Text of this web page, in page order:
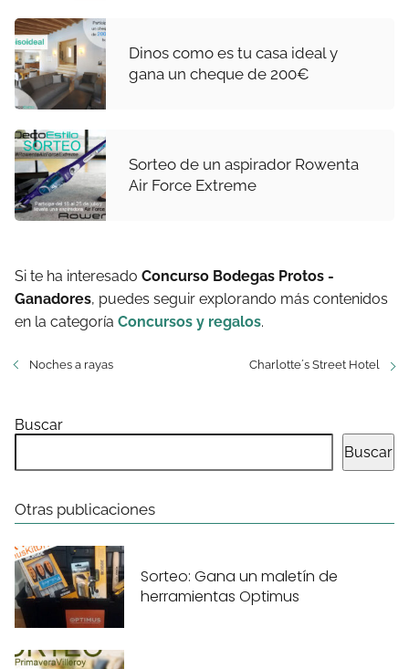
Dinos como es tu casa ideal y
gana un cheque de 200€
Sorteo de un aspirador Rowenta
Air Force Extreme
Si te ha interesado Concurso Bodegas Protos -
Ganadores, puedes seguir explorando más contenidos
en la categoría Concursos y regalos.
Noches a rayas Charlotte´s Street Hotel
Buscar
Buscar
Otras publicaciones
Sorteo: Gana un maletín de
herramientas Optimus